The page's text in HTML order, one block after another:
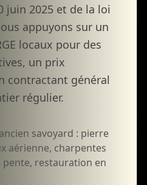
juin 2025 et de la loi
appuyons sur un
locaux pour des
un prix
contractant général
régulier.
savoyard : pierre
aérienne, charpentes
restauration en